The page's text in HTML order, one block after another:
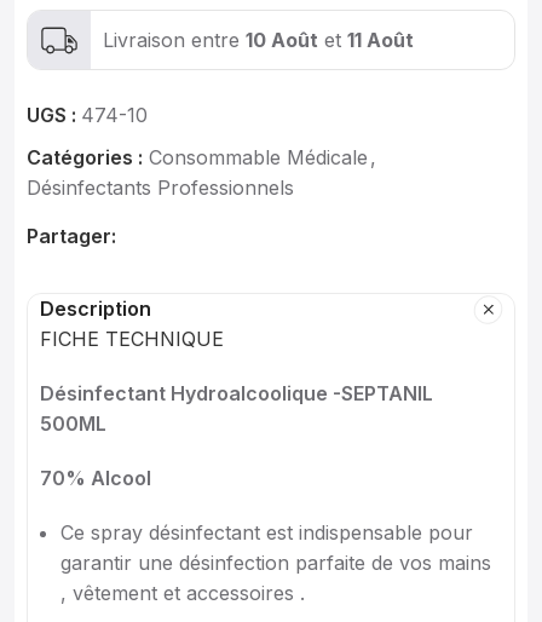
Livraison entre 10 Août et 11 Août
UGS : 474-10
Catégories : Consommable Médicale ,
Désinfectants Professionnels
Partager:
Description
FICHE TECHNIQUE
Désinfectant Hydroalcoolique -SEPTANIL
500ML
70% Alcool
Ce spray désinfectant est indispensable pour
garantir une désinfection parfaite de vos mains
, vêtement et accessoires .